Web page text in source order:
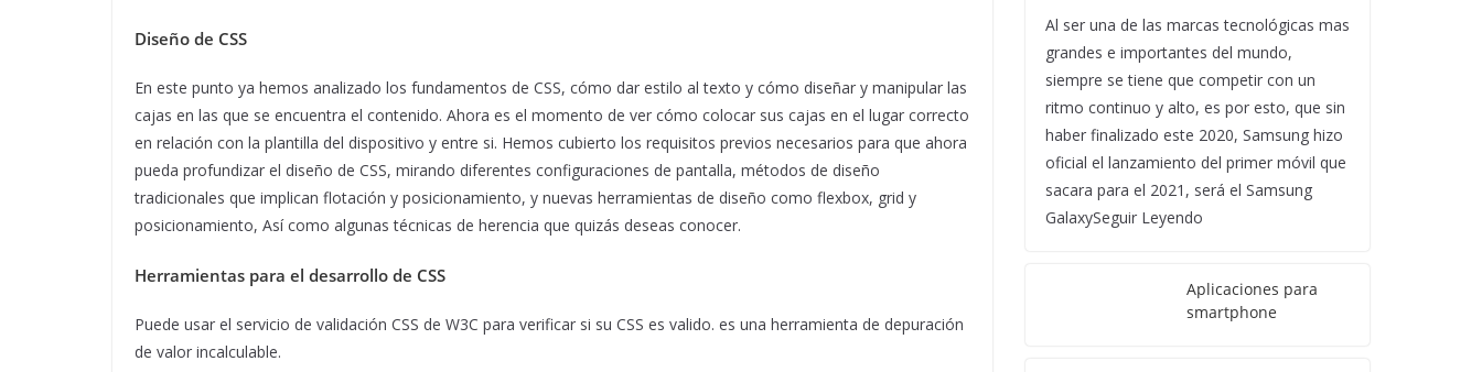
Diseño de CSS
En este punto ya hemos analizado los fundamentos de CSS, cómo dar estilo al texto y cómo diseñar y manipular las
cajas en las que se encuentra el contenido. Ahora es el momento de ver cómo colocar sus cajas en el lugar correcto
en relación con la plantilla del dispositivo y entre si. Hemos cubierto los requisitos previos necesarios para que ahora
pueda profundizar el diseño de CSS, mirando diferentes configuraciones de pantalla, métodos de diseño
tradicionales que implican flotación y posicionamiento, y nuevas herramientas de diseño como flexbox, grid y
posicionamiento, Así como algunas técnicas de herencia que quizás deseas conocer.
Herramientas para el desarrollo de CSS
Puede usar el servicio de validación CSS de W3C para verificar si su CSS es valido. es una herramienta de depuración
de valor incalculable.
Al ser una de las marcas tecnológicas mas
grandes e importantes del mundo,
siempre se tiene que competir con un
ritmo continuo y alto, es por esto, que sin
haber finalizado este 2020, Samsung hizo
oficial el lanzamiento del primer móvil que
sacara para el 2021, será el Samsung
GalaxySeguir Leyendo
Aplicaciones para
smartphone